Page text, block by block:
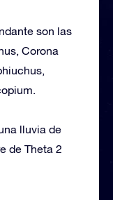
son las
Corona
lluvia de
de Theta 2